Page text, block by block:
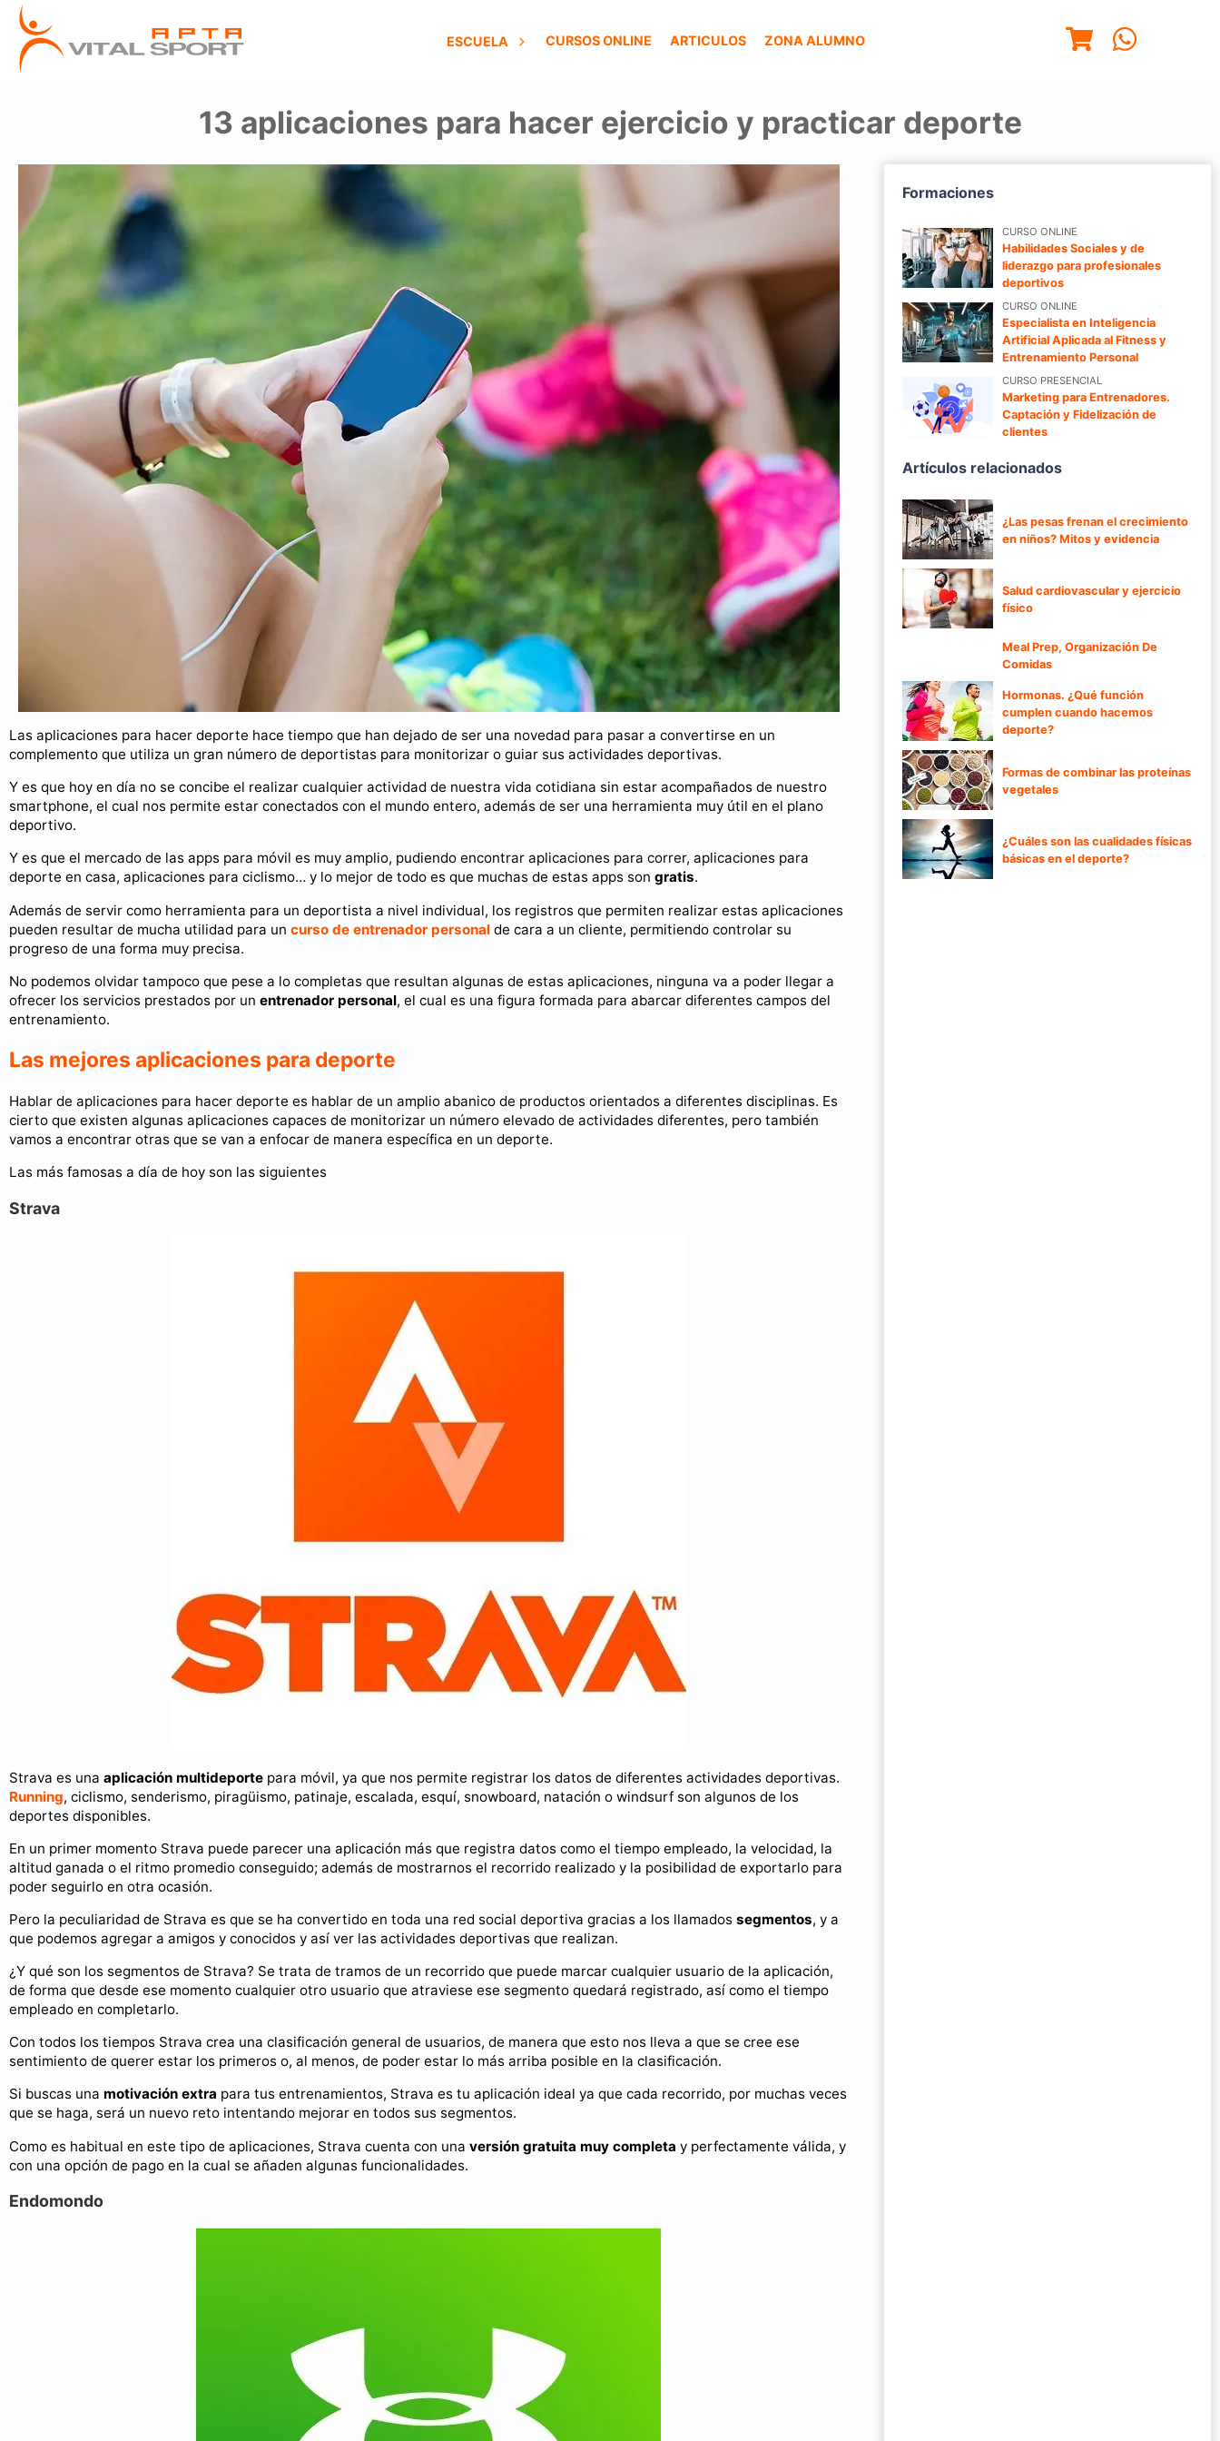
ESCUELA CURSOS ONLINE ARTICULOS ZONA ALUMNO
13 aplicaciones para hacer ejercicio y practicar deporte
Las aplicaciones para hacer deporte hace tiempo que han dejado de ser una novedad para pasar a convertirse en un
complemento que utiliza un gran número de deportistas para monitorizar o guiar sus actividades deportivas.
Y es que hoy en día no se concibe el realizar cualquier actividad de nuestra vida cotidiana sin estar acompañados de nuestro
smartphone, el cual nos permite estar conectados con el mundo entero, además de ser una herramienta muy útil en el plano
deportivo.
Y es que el mercado de las apps para móvil es muy amplio, pudiendo encontrar aplicaciones para correr, aplicaciones para
deporte en casa, aplicaciones para ciclismo… y lo mejor de todo es que muchas de estas apps son gratis.
Además de servir como herramienta para un deportista a nivel individual, los registros que permiten realizar estas aplicaciones
pueden resultar de mucha utilidad para un curso de entrenador personal de cara a un cliente, permitiendo controlar su
progreso de una forma muy precisa.
No podemos olvidar tampoco que pese a lo completas que resultan algunas de estas aplicaciones, ninguna va a poder llegar a
ofrecer los servicios prestados por un entrenador personal, el cual es una figura formada para abarcar diferentes campos del
entrenamiento.
Las mejores aplicaciones para deporte
Hablar de aplicaciones para hacer deporte es hablar de un amplio abanico de productos orientados a diferentes disciplinas. Es
cierto que existen algunas aplicaciones capaces de monitorizar un número elevado de actividades diferentes, pero también
vamos a encontrar otras que se van a enfocar de manera específica en un deporte.
Las más famosas a día de hoy son las siguientes
Strava
Strava es una aplicación multideporte para móvil, ya que nos permite registrar los datos de diferentes actividades deportivas.
Running, ciclismo, senderismo, piragüismo, patinaje, escalada, esquí, snowboard, natación o windsurf son algunos de los
deportes disponibles.
En un primer momento Strava puede parecer una aplicación más que registra datos como el tiempo empleado, la velocidad, la
altitud ganada o el ritmo promedio conseguido; además de mostrarnos el recorrido realizado y la posibilidad de exportarlo para
poder seguirlo en otra ocasión.
Pero la peculiaridad de Strava es que se ha convertido en toda una red social deportiva gracias a los llamados segmentos, y a
que podemos agregar a amigos y conocidos y así ver las actividades deportivas que realizan.
¿Y qué son los segmentos de Strava? Se trata de tramos de un recorrido que puede marcar cualquier usuario de la aplicación,
de forma que desde ese momento cualquier otro usuario que atraviese ese segmento quedará registrado, así como el tiempo
empleado en completarlo.
Con todos los tiempos Strava crea una clasificación general de usuarios, de manera que esto nos lleva a que se cree ese
sentimiento de querer estar los primeros o, al menos, de poder estar lo más arriba posible en la clasificación.
Si buscas una motivación extra para tus entrenamientos, Strava es tu aplicación ideal ya que cada recorrido, por muchas veces
que se haga, será un nuevo reto intentando mejorar en todos sus segmentos.
Como es habitual en este tipo de aplicaciones, Strava cuenta con una versión gratuita muy completa y perfectamente válida, y
con una opción de pago en la cual se añaden algunas funcionalidades.
Endomondo
Formaciones
CURSO ONLINE
Habilidades Sociales y de
liderazgo para profesionales
deportivos
CURSO ONLINE
Especialista en Inteligencia
Artificial Aplicada al Fitness y
Entrenamiento Personal
CURSO PRESENCIAL
Marketing para Entrenadores.
Captación y Fidelización de
clientes
Artículos relacionados
¿Las pesas frenan el crecimiento
en niños? Mitos y evidencia
Salud cardiovascular y ejercicio
físico
Meal Prep, Organización De
Comidas
Hormonas. ¿Qué función
cumplen cuando hacemos
deporte?
Formas de combinar las proteínas
vegetales
¿Cuáles son las cualidades físicas
básicas en el deporte?